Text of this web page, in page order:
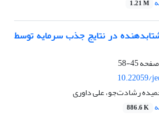
1.21 M
در نتایج جذب سرمایه توسط
45-58
10.22059/
رشادت‌جو، علی داوری
886.6 K